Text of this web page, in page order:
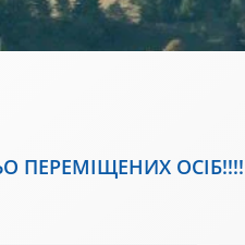
ПЕРЕМІЩЕНИХ ОСІБ!!!!